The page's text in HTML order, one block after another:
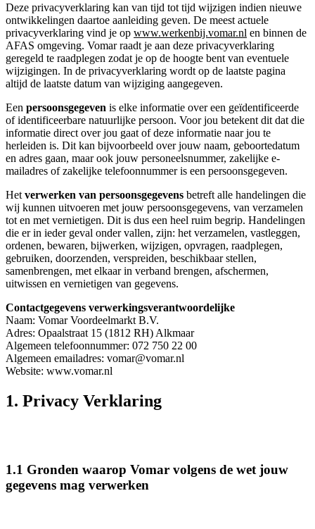
Deze privacyverklaring kan van tijd tot tijd wijzigen indien nieuwe
ontwikkelingen daartoe aanleiding geven. De meest actuele
privacyverklaring vind je op www.werkenbij.vomar.nl en binnen de
AFAS omgeving. Vomar raadt je aan deze privacyverklaring
geregeld te raadplegen zodat je op de hoogte bent van eventuele
wijzigingen. In de privacyverklaring wordt op de laatste pagina
altijd de laatste datum van wijziging aangegeven.
Een persoonsgegeven is elke informatie over een geïdentificeerde
of identificeerbare natuurlijke persoon. Voor jou betekent dit dat die
informatie direct over jou gaat of deze informatie naar jou te
herleiden is. Dit kan bijvoorbeeld over jouw naam, geboortedatum
en adres gaan, maar ook jouw personeelsnummer, zakelijke e-
mailadres of zakelijke telefoonnummer is een persoonsgegeven.
Het verwerken van persoonsgegevens betreft alle handelingen die
wij kunnen uitvoeren met jouw persoonsgegevens, van verzamelen
tot en met vernietigen. Dit is dus een heel ruim begrip. Handelingen
die er in ieder geval onder vallen, zijn: het verzamelen, vastleggen,
ordenen, bewaren, bijwerken, wijzigen, opvragen, raadplegen,
gebruiken, doorzenden, verspreiden, beschikbaar stellen,
samenbrengen, met elkaar in verband brengen, afschermen,
uitwissen en vernietigen van gegevens.
Contactgegevens verwerkingsverantwoordelijke
Naam: Vomar Voordeelmarkt B.V.
Adres: Opaalstraat 15 (1812 RH) Alkmaar
Algemeen telefoonnummer: 072 750 22 00
Algemeen emailadres: vomar@vomar.nl
Website: www.vomar.nl
1. Privacy Verklaring
1.1 Gronden waarop Vomar volgens de wet jouw
gegevens mag verwerken